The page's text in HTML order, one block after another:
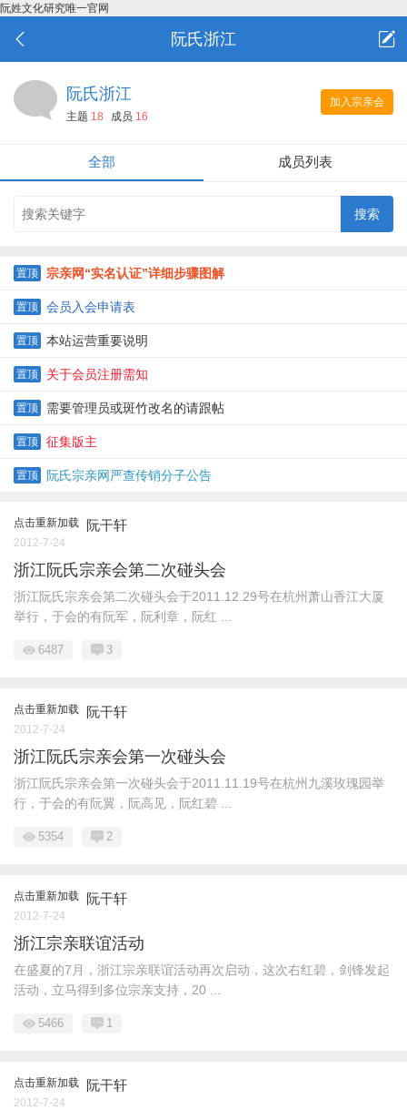
阮姓文化研究唯一官网
阮氏浙江
加入宗亲会
阮氏浙江
主题 18 成员 16
全部 成员列表
置顶 宗亲网“实名认证”详细步骤图解
置顶 会员入会申请表
置顶 本站运营重要说明
置顶 关于会员注册需知
置顶 需要管理员或斑竹改名的请跟帖
置顶 征集版主
置顶 阮氏宗亲网严查传销分子公告
点击重新加载 阮干轩
2012-7-24
浙江阮氏宗亲会第二次碰头会
浙江阮氏宗亲会第二次碰头会于2011.12.29号在杭州萧山香江大厦
举行，于会的有阮军，阮利章，阮红 ...
6487 3
点击重新加载 阮干轩
2012-7-24
浙江阮氏宗亲会第一次碰头会
浙江阮氏宗亲会第一次碰头会于2011.11.19号在杭州九溪玫瑰园举
行，于会的有阮翼，阮高见，阮红碧 ...
5354 2
点击重新加载 阮干轩
2012-7-24
浙江宗亲联谊活动
在盛夏的7月，浙江宗亲联谊活动再次启动，这次右红碧，剑锋发起
活动，立马得到多位宗亲支持，20 ...
5466 1
点击重新加载 阮干轩
2012-7-24